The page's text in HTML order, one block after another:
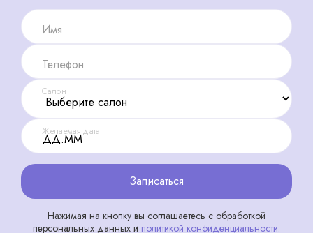
Имя
Телефон
Салон
Желаемая дата
Записаться
Нажимая на кнопку вы соглашаетесь с обработкой
персональных данных и политикой конфиденциальности.